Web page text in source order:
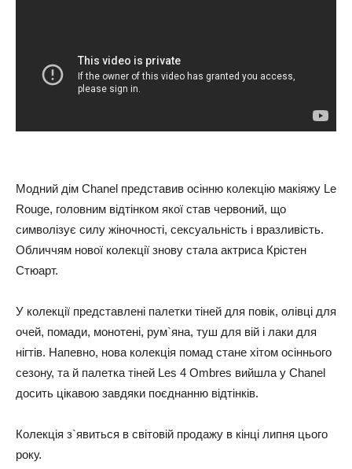
Модний дім Chanel представив осінню колекцію макіяжу Le
Rouge, головним відтінком якої став червоний, що
символізує силу жіночності, сексуальність і вразливість.
Обличчям нової колекції знову стала актриса Крістен
Стюарт.
У колекції представлені палетки тіней для повік, олівці для
очей, помади, монотені, рум`яна, туш для вій і лаки для
нігтів. Напевно, нова колекція помад стане хітом осіннього
сезону, та й палетка тіней Les 4 Ombres вийшла у Chanel
досить цікавою завдяки поєднанню відтінків.
Колекція з`явиться в світовій продажу в кінці липня цього
року.